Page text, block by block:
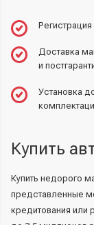
Доставка
и
Установка
Купить
Купить недорого
представленные
кредитования